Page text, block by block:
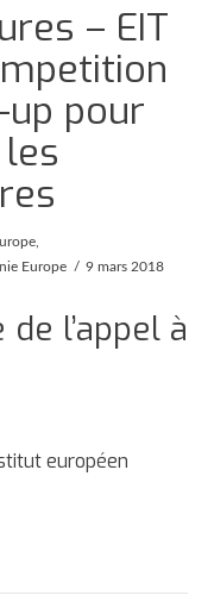
– EIT
pour
Europe 9 mars 2018
l’appel à
européen